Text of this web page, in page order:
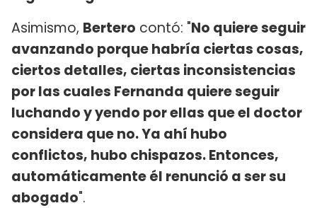
Asimismo, Bertero contó: "No quiere seguir
avanzando porque habría ciertas cosas,
ciertos detalles, ciertas inconsistencias
por las cuales Fernanda quiere seguir
luchando y yendo por ellas que el doctor
considera que no. Ya ahí hubo
conflictos, hubo chispazos. Entonces,
automáticamente él renunció a ser su
abogado".